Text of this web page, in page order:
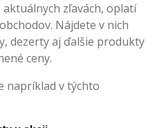
zľavách, oplatí
Nájdete v nich
dezerty aj ďalšie produkty
ceny.
napríklad v týchto